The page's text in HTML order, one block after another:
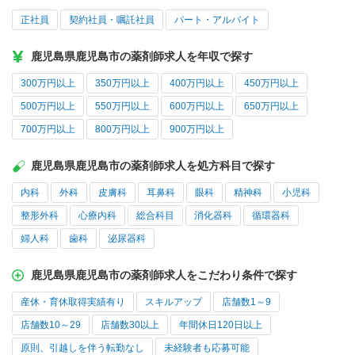
正社員 契約社員・嘱託社員 パート・アルバイト
鹿児島県鹿児島市の薬剤師求人を年収で探す
300万円以上 350万円以上 400万円以上 450万円以上
500万円以上 550万円以上 600万円以上 650万円以上
700万円以上 800万円以上 900万円以上
鹿児島県鹿児島市の薬剤師求人を処方科目で探す
内科 外科 皮膚科 耳鼻科 眼科 精神科 小児科
整形外科 心療内科 総合科目 消化器科 循環器科
婦人科 歯科 泌尿器科
鹿児島県鹿児島市の薬剤師求人をこだわり条件で探す
産休・育休取得実績有り スキルアップ 店舗数1～9
店舗数10～29 店舗数30以上 年間休日120日以上
原則、引越しを伴う転勤なし 未経験者も応募可能